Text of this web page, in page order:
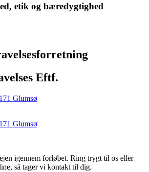
etik og bæredygtighed
Eftf.
Glumsø
Glumsø
igennem forløbet. Ring trygt til os eller
så tager vi kontakt til dig.